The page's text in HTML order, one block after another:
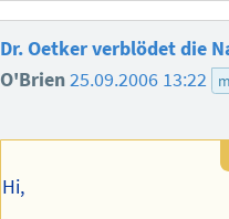
Dr. Oetker verblödet die
O'Brien25.09.2006 13:22
Hi,